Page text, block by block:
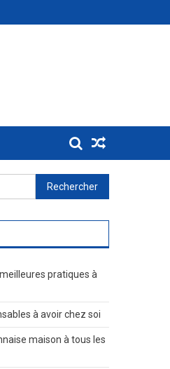
Rechercher :
pratiques à
à avoir chez soi
maison à tous les